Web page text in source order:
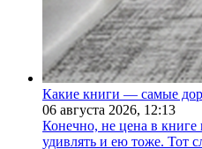
Какие книги — самые
06 августа 2026, 12:13
Конечно, не цена в
удивлять и ею тоже. Тот